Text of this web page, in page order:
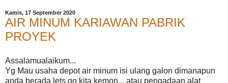
Kamis, 17 September 2020
AIR MINUM KARIAWAN PABRIK
PROYEK
Assalamualaikum...
Yg Mau usaha depot air minum isi ulang galon dimanapun
anda berada lets go kita kemon... atau pengadaan alat